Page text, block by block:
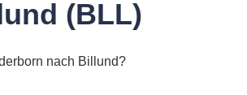
(BLL)
nach Billund?